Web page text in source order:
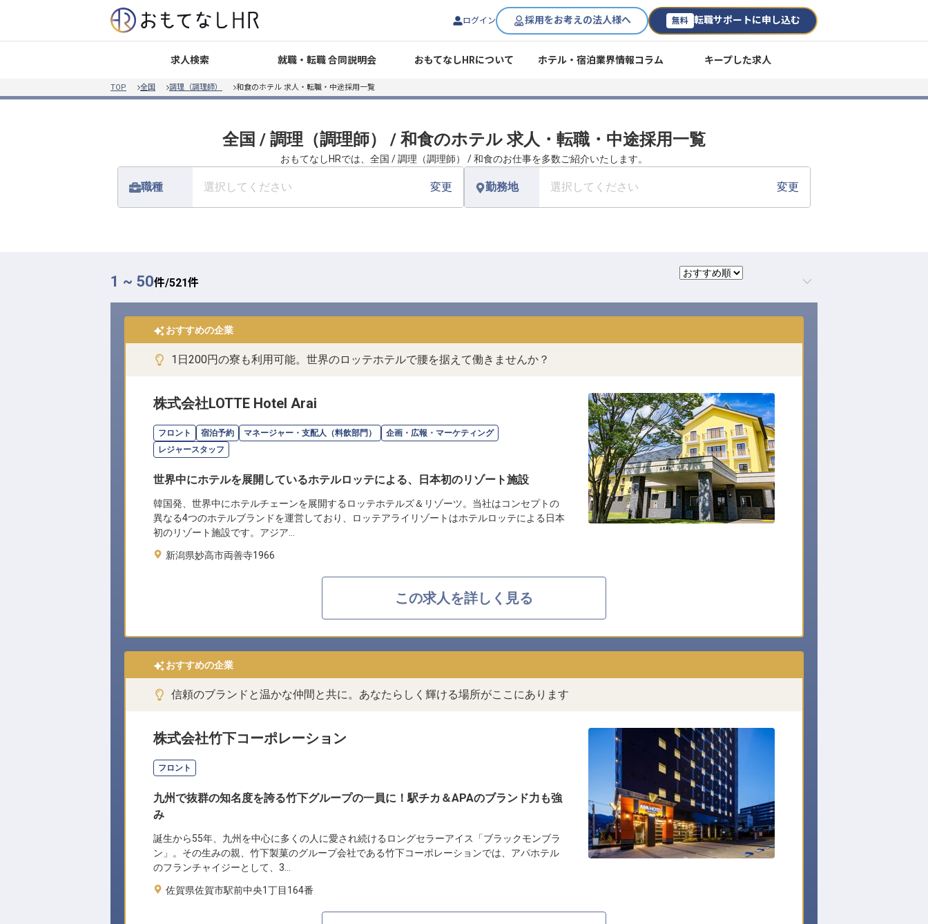
ログイン 採用をお考えの法人様へ 無料 転職サポートに申し込む
求人検索 就職・転職 合同説明会 おもてなしHRについて ホテル・宿泊業界情報コラム キープした求人
TOP 全国 調理（調理師） 和食のホテル 求人・転職・中途採用一覧
全国 / 調理（調理師） / 和食のホテル 求人・転職・中途採用一覧
おもてなしHRでは、全国 / 調理（調理師） / 和食のお仕事を多数ご紹介いたします。
職種 選択してください 変更 勤務地 選択してください 変更
1 ~ 50件/521件
おすすめの企業
1日200円の寮も利用可能。世界のロッテホテルで腰を据えて働きませんか？
株式会社LOTTE Hotel Arai
フロント 宿泊予約 マネージャー・支配人（料飲部門）
企画・広報・マーケティング
レジャースタッフ
世界中にホテルを展開しているホテルロッテによる、日本初のリゾート施設
韓国発、世界中にホテルチェーンを展開するロッテホテルズ＆リゾーツ。当社はコンセプトの
異なる4つのホテルブランドを運営しており、ロッテアライリゾートはホテルロッテによる日本
初のリゾート施設です。アジア…
新潟県妙高市両善寺1966
この求人を詳しく見る
おすすめの企業
信頼のブランドと温かな仲間と共に。あなたらしく輝ける場所がここにあります
株式会社竹下コーポレーション
フロント
九州で抜群の知名度を誇る竹下グループの一員に！駅チカ＆APAのブランド力も強
み
誕生から55年、九州を中心に多くの人に愛され続けるロングセラーアイス「ブラックモンブラ
ン」。その生みの親、竹下製菓のグループ会社である竹下コーポレーションでは、アパホテル
のフランチャイジーとして、3…
佐賀県佐賀市駅前中央1丁目164番